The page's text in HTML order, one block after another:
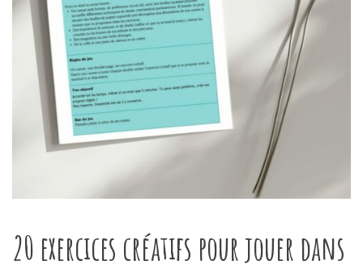
20 exercices créatifs pour jouer dans